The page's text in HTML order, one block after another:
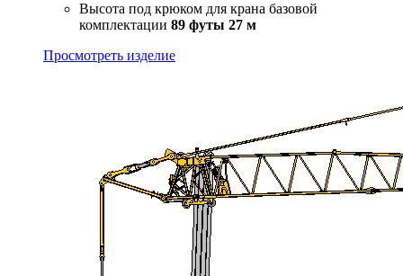
Высота под крюком для крана базовой
комплектации 89 футы 27 м
Просмотреть изделие